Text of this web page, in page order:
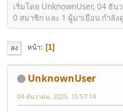
เริ่มโดย UnknownUser, 04 ธั
0 สมาชิก และ 1 ผู้มาเยือน กำลั
ลง หน้า 1
UnknownUser
04 ธันวาคม, 2025, 15:57:14